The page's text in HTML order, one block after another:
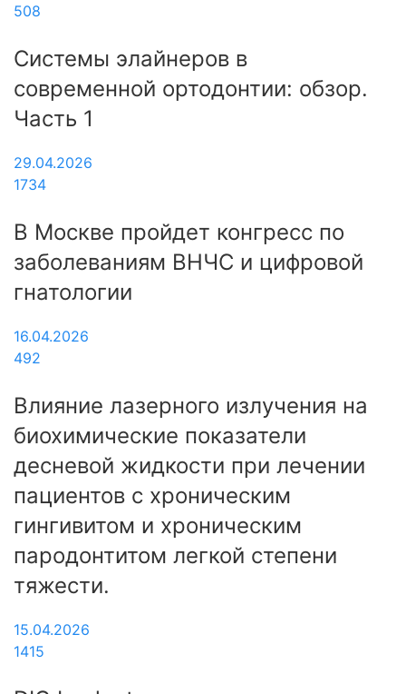
508
Системы элайнеров в
современной ортодонтии: обзор.
Часть 1
29.04.2026
1734
В Москве пройдет конгресс по
заболеваниям ВНЧС и цифровой
гнатологии
16.04.2026
492
Влияние лазерного излучения на
биохимические показатели
десневой жидкости при лечении
пациентов с хроническим
гингивитом и хроническим
пародонтитом легкой степени
тяжести.
15.04.2026
1415